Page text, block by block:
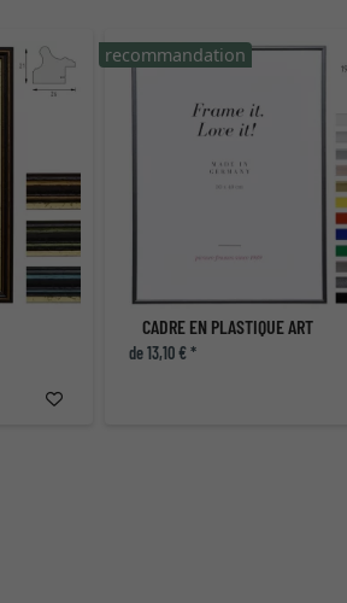
CADRE EN PLASTIQUE ART
de 13,10 € *
recommandation